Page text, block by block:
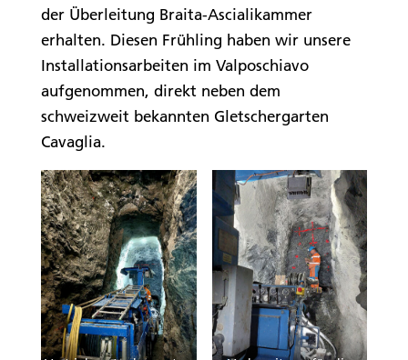
der Überleitung Braita-Ascialikammer
erhalten. Diesen Frühling haben wir unsere
Installationsarbeiten im Valposchiavo
aufgenommen, direkt neben dem
schweizweit bekannten Gletschergarten
Cavaglia.